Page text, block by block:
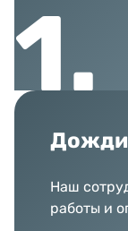
Наш
работы и